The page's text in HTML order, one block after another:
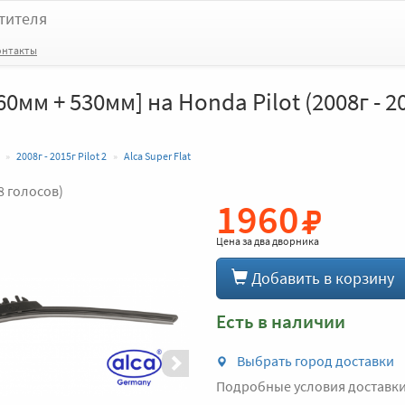
+ 530мм] на Honda Pilot (2008г -
2008г - 2015г Pilot 2 Alca Super Flat
голосов)
1960
Цена задва дворника
Добавить в корзину
Есть в наличии
Выбрать город доставки
Подробные условия